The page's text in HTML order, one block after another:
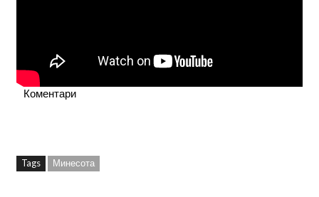
Коментари
Tags Минесота